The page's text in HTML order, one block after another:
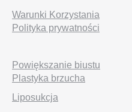
Warunki Korzystania
Polityka prywatności
Powiększanie biustu
Plastyka brzucha
Liposukcja